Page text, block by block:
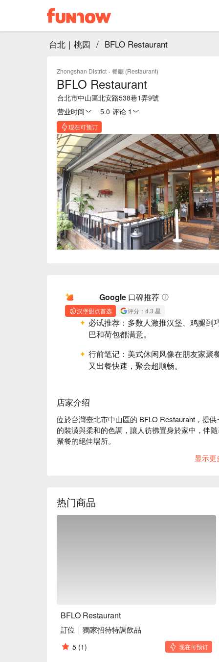
台北｜桃园 / BFLO Restaurant
Zhongshan District · 餐廳 (Restaurant)
BFLO Restaurant
台北市中山區北安路538巷1弄9號
营业时间
5.0 评论 1
现在可预订
Google 口碑推荐
汉堡甜点首选 评分：4.3 星
必试推荐： 多数人激推汉堡、鸡腿到
巴和荷包都满意。
行前笔记： 美式休闲风像在朋友家聚
又出餐快速，聚会超顺畅。
店家介绍
位於台灣臺北市中山區的 BFLO Restaurant，提
的裝潢與柔和的色調，讓人彷彿置身於家中，伴
聚餐的絕佳場所。
水牛城辣雞翅和美式漢堡等招牌菜，搭配芬提曼
人均消費：店內低消為一人 TWD 300，均消為
適合情境：多人聚餐、家庭聚餐、朋友聚餐、日常
【碳烤菲力牛排】純淨無腥味，肉質厚實飽滿
【德國豬腳】外皮酥脆，肉質軟嫩，醬汁入味
【碳烤戰斧豬排】香氣四溢，肉質鮮嫩
【烤半雞】金黃酥脆，肉汁豐富
【OREO 花生起司捲】甜而不膩，口感濃郁
显示更
热门商品
BFLO Restaurant
訂位｜獨家招待特調飲品
5 (1) 现在可预订